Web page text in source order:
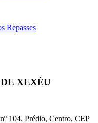
Repasses
XEXÉU
104, Prédio, Centro, CEP